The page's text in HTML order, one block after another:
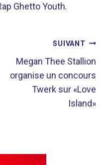
Ghetto Youth.
SUIVANT
Megan Thee Stallion
organise un concours
Twerk sur «Love
Island»